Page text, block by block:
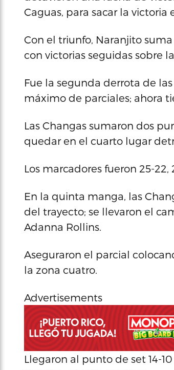
Caguas, para sacar la victoria
Con el triunfo, Naranjito
con victorias seguidas sobre
Fue la segunda derrota de
máximo de parciales; ahora
Las Changas sumaron dos
quedar en el cuarto lugar
Los marcadores fueron 25-22,
En la quinta manga, las
del trayecto; se llevaron el
Adanna Rollins.
Aseguraron el parcial
la zona cuatro.
Advertisements
Llegaron al punto de set 14-